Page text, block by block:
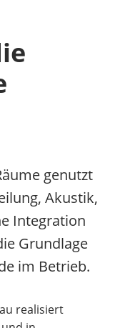
genutzt
Akustik,
Integration
Grundlage
im Betrieb.
realisiert